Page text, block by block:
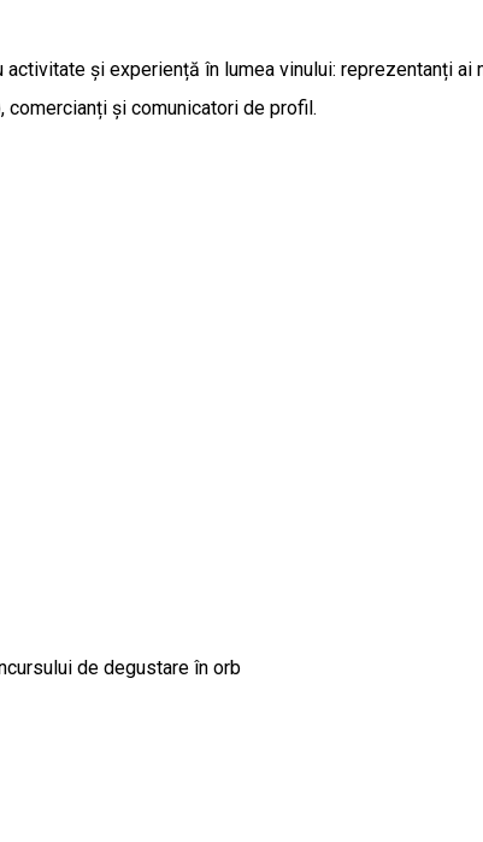
și experiență în lumea vinului: reprezentanți ai
comercianți și comunicatori de profil.
de degustare în orb